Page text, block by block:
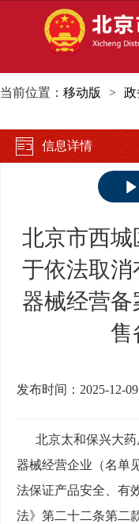
当前位置： 移动版 > 政
信息详情
北京市西
于依法取消
器械经营
售
发布时间：2025-12-09
北京太和保兴大药
器械经营企业（名单
法保证产品安全、有
法》第二十二条第二